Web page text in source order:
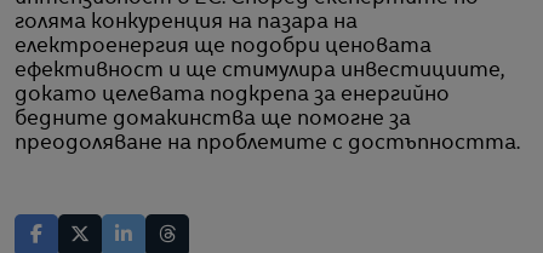
голяма конкуренция на пазара на
електроенергия ще подобри ценовата
ефективност и ще стимулира инвестициите,
докато целевата подкрепа за енергийно
бедните домакинства ще помогне за
преодоляване на проблемите с достъпността.